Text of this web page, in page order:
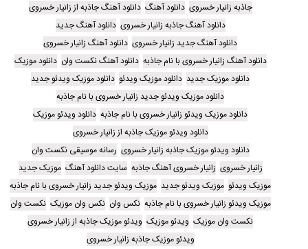
جاذبه زانیار خسروی دانلود آهنگ دانلود آهنگ جاذبه از زانیار خسروی
دانلود آهنگ جاذبه زانیار خسروی دانلود آهنگ جدید
دانلود آهنگ جدید زانیار خسروی دانلود آهنگ زانیار خسروی
دانلود آهنگ زانیار خسروی با نام جاذبه دانلود آهنگ نکست وان دانلود موزیک
دانلود موزیک جدید دانلود موزیک ویدئو دانلود موزیک ویدئو جدید
دانلود موزیک ویدئو جدید زانیار خسروی با نام جاذبه
دانلود موزیک ویدئو زانیار خسروی با نام جاذبه دانلود ویدئو موزیک
دانلود ویدئو موزیک جاذبه از زانیار خسروی
دانلود ویدئو موزیک جاذبه زانیار خسروی رسانه موسیقی نکست وان
زانیار خسروی زانیار خسروی آهنگ جاذبه سایت دانلود آهنگ موزیک جدید
موزیک ویدئو موزیک ویدئو جدید موزیک ویدئو جدید زانیار خسروی با نام جاذبه
موزیک ویدئو زانیار خسروی با نام جاذبه نکس وان نکس وان موزیک نکست وان
نکست وان موزیک ویدئو موزیک ویدئو موزیک جاذبه از زانیار خسروی
ویدئو موزیک جاذبه زانیار خسروی